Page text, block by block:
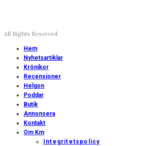
All Rights Reserved
Hem
Nyhetsartiklar
Krönikor
Recensioner
Helgon
Poddar
Butik
Annonsera
Kontakt
Om Km
Integritetspolicy